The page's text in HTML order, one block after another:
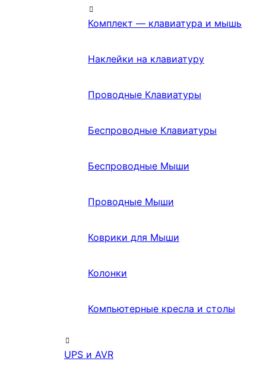
Комплект — клавиатура и мышь
Наклейки на клавиатуру
Проводные Клавиатуры
Беспроводные Клавиатуры
Беспроводные Мыши
Проводные Мыши
Коврики для Мыши
Колонки
Компьютерные кресла и столы
UPS и AVR